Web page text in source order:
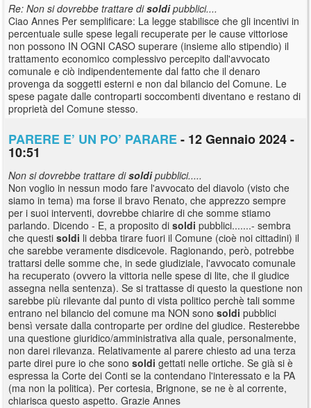
Re: Non si dovrebbe trattare disoldipubblici....
Ciao Annes Per semplificare: La legge stabilisce che gli incentivi in
percentuale sulle spese legali recuperate per le cause vittoriose
non possono IN OGNI CASO superare (insieme allo stipendio) il
trattamento economico complessivo percepito dall'avvocato
comunale e ciò indipendentemente dal fatto che il denaro
provenga da soggetti esterni e non dal bilancio del Comune. Le
spese pagate dalle controparti soccombenti diventano e restano di
proprietà del Comune stesso.
PARERE E’ UN PO’ PARARE- 12 Gennaio 2024 -
10:51
Non si dovrebbe trattare disoldipubblici.....
Non voglio in nessun modo fare l'avvocato del diavolo (visto che
siamo in tema) ma forse il bravo Renato, che apprezzo sempre
per i suoi interventi, dovrebbe chiarire di che somme stiamo
parlando. Dicendo - E, a proposito di soldi pubblici.......- sembra
che questi soldi li debba tirare fuori il Comune (cioè noi cittadini) il
che sarebbe veramente disdicevole. Ragionando, però, potrebbe
trattarsi delle somme che, in sede giudiziale, l'avvocato comunale
ha recuperato (ovvero la vittoria nelle spese di lite, che il giudice
assegna nella sentenza). Se si trattasse di questo la questione non
sarebbe più rilevante dal punto di vista politico perchè tali somme
entrano nel bilancio del comune ma NON sono soldi pubblici
bensì versate dalla controparte per ordine del giudice. Resterebbe
una questione giuridico/amministrativa alla quale, personalmente,
non darei rilevanza. Relativamente al parere chiesto ad una terza
parte direi pure io che sono soldi gettati nelle ortiche. Se già si è
espressa la Corte dei Conti se la contendano l'interessato e la PA
(ma non la politica). Per cortesia, Brignone, se ne è al corrente,
chiarisca questo aspetto. Grazie Annes